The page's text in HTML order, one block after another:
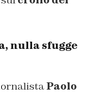
nulla sfugge
Paolo